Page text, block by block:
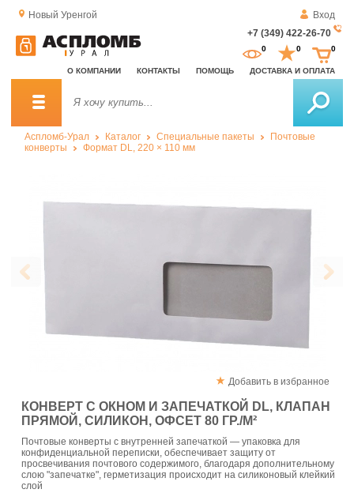
Новый Уренгой
Вход
+7 (349) 422-26-70
О КОМПАНИИ КОНТАКТЫ ПОМОЩЬ ДОСТАВКА И ОПЛАТА
0 0 0
Аспломб-Урал Каталог Специальные пакеты
Почтовые
конверты
Формат DL, 220 × 110 мм
Добавить в избранное
КОНВЕРТ С ОКНОМ И ЗАПЕЧАТКОЙ DL, КЛАПАН
ПРЯМОЙ, СИЛИКОН, ОФСЕТ 80 ГР./М²
Почтовые конверты с внутренней запечаткой — упаковка для
конфиденциальной переписки, обеспечивает защиту от
просвечивания почтового содержимого, благодаря дополнительному
слою "запечатке", герметизация происходит на силиконовый клейкий
слой